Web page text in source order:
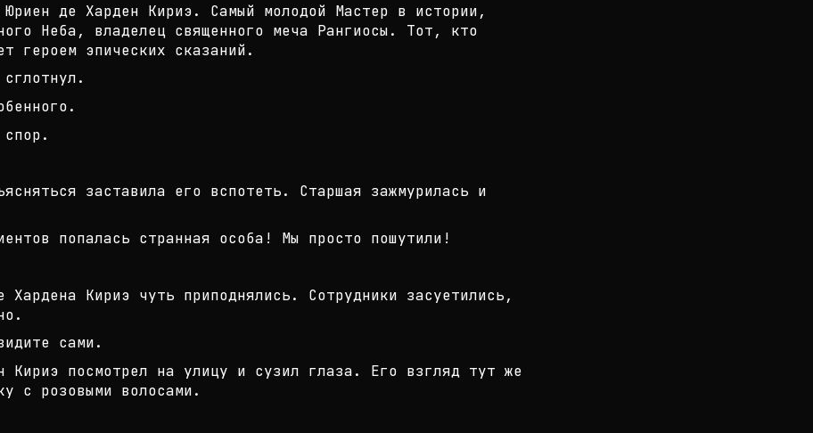
де Харден Кириэ. Самый молодой Мастер в истории,
Неба, владелец священного меча Рангиосы. Тот, кто
героем эпических сказаний.
заставила его вспотеть. Старшая зажмурилась и
попалась странная особа! Мы просто пошутили!
Хардена Кириэ чуть приподнялись. Сотрудники засуетились,
сами.
Кириэ посмотрел на улицу и сузил глаза. Его взгляд тут же
с розовыми волосами.